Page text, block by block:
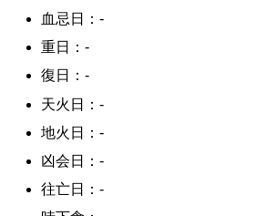
血忌日：-
重日：-
復日：-
天火日：-
地火日：-
凶会日：-
往亡日：-